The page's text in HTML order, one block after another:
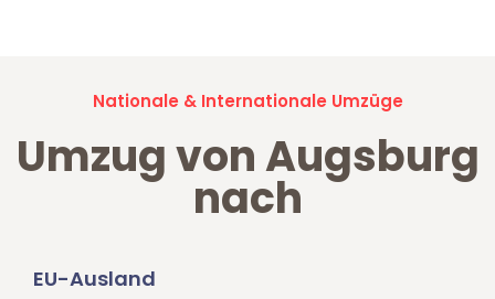
Nationale & Internationale Umzüge
Umzug von Augsburg
nach
EU-Ausland